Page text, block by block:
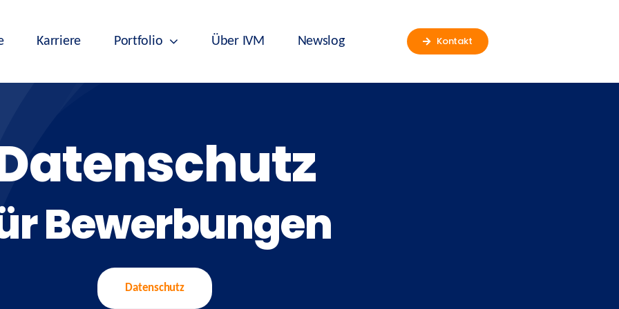
Karriere Portfolio Über IVM Newslog Kontakt
Bewerbungen
Datenschutz